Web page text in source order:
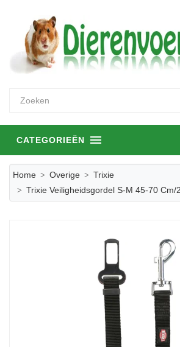
CATEGORIEËN
Home Overige
Trixie
Trixie Veiligheidsgordel S-M 45-70 Cm/